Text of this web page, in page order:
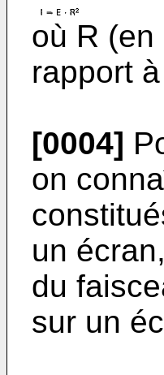
où R
rapport
[0004]
on
un
du
sur un